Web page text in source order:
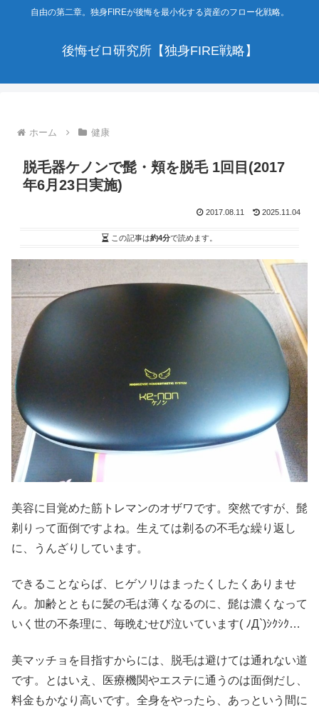
自由の第二章。独身FIREが後悔を最小化する資産のフロー化戦略。
後悔ゼロ研究所【独身FIRE戦略】
ホーム 健康
脱毛器ケノンで髭・頬を脱毛 1回目(2017
年6月23日実施)
2017.08.11 2025.11.04
この記事は約4分で読めます。
美容に目覚めた筋トレマンのオザワです。突然ですが、髭
剃りって面倒ですよね。生えては剃るの不毛な繰り返し
に、うんざりしています。
できることならば、ヒゲソリはまったくしたくありませ
ん。加齢とともに髪の毛は薄くなるのに、髭は濃くなって
いく世の不条理に、毎晩むせび泣いています( ﾉД`)ｼｸｼｸ…
美マッチョを目指すからには、脱毛は避けては通れない道
です。とはいえ、医療機関やエステに通うのは面倒だし、
料金もかなり高いです。全身をやったら、あっという間に